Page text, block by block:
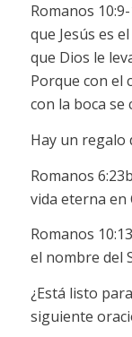
Romanos
que Jesús es
que Dios le
Porque con el
con la boca se
Hay un regalo
Romanos
vida eterna en
Romanos
el nombre del
¿Está listo
siguiente